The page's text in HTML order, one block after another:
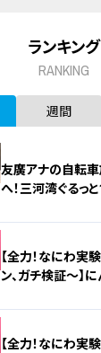
ランキング
RANKING
週間
友廣アナの自転
へ！三河湾ぐるっ
【全力！なにわ実
ン、ガチ検証～】
【全力！なにわ実